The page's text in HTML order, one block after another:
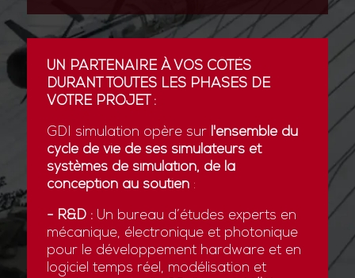
UN PARTENAIRE À VOS CÔTÉS
DURANT TOUTES LES PHASES DE
VOTRE PROJET :
GDI simulation opère sur l'ensemble du
cycle de vie de ses simulateurs et
systèmes de simulation, de la
conception au soutien:
- R&D :Un bureau d’études experts en
mécanique, électronique et photonique
pour le développement hardware et en
logiciel temps réel, modélisation et